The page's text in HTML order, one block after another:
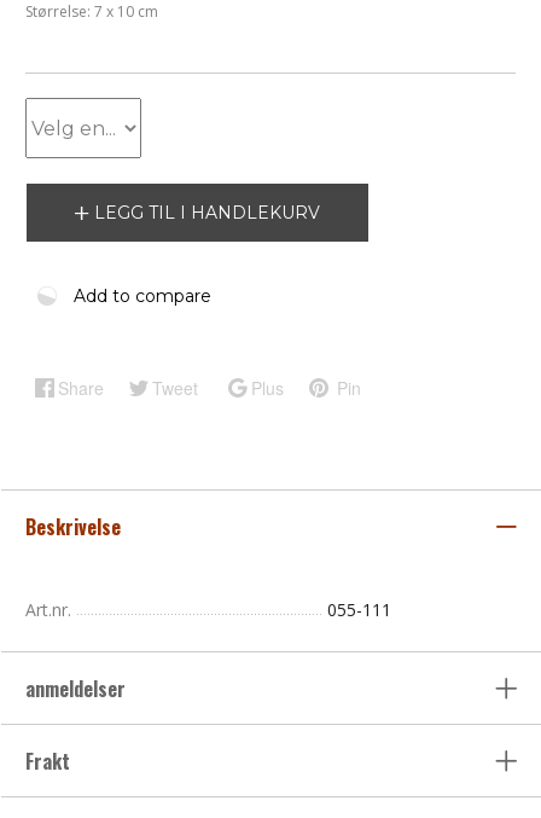
Størrelse: 7 x 10 cm
LEGG TIL I HANDLEKURV
Add to compare
Share Tweet Plus Pin
Beskrivelse
Art.nr. 055-111
anmeldelser
Frakt